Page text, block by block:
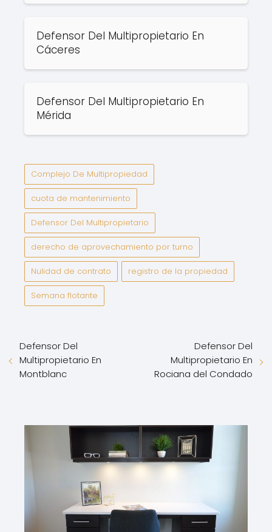
Defensor Del Multipropietario En
Cáceres
Defensor Del Multipropietario En
Mérida
Complejo De Multipropiedad
cuota de mantenimiento
Defensor Del Multipropietario
derecho de aprovechamiento por turno
Nulidad de contrato registro de la propiedad
Semana flotante
Defensor Del
Multipropietario En
Montblanc
Defensor Del
Multipropietario En
Rociana del Condado